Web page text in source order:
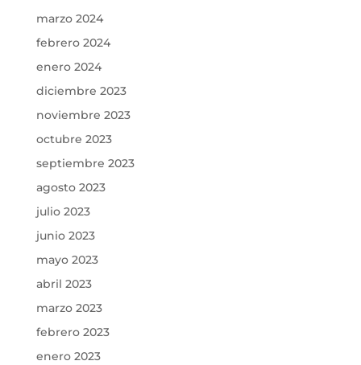
marzo 2024
febrero 2024
enero 2024
diciembre 2023
noviembre 2023
octubre 2023
septiembre 2023
agosto 2023
julio 2023
junio 2023
mayo 2023
abril 2023
marzo 2023
febrero 2023
enero 2023